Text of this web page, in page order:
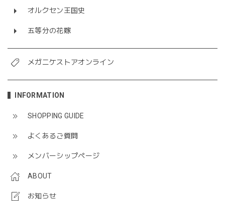
オルクセン王国史
五等分の花嫁
メガニケストアオンライン
INFORMATION
SHOPPING GUIDE
よくあるご質問
メンバーシップページ
ABOUT
お知らせ